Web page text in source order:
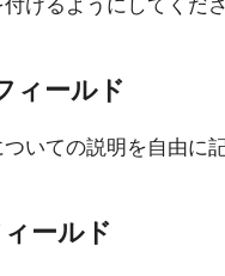
けるようにしてくだ
ィールド
いての説明を自由に
ールド